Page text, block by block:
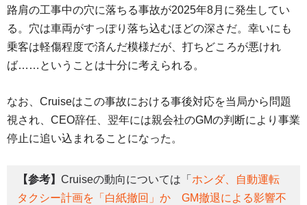
路肩の工事中の穴に落ちる事故が2025年8月に発生してい
る。穴は車両がすっぽり落ち込むほどの深さだ。幸いにも
乗客は軽傷程度で済んだ模様だが、打ちどころが悪けれ
ば……ということは十分に考えられる。
なお、Cruiseはこの事故における事後対応を当局から問題
視され、CEO辞任、翌年には親会社のGMの判断により事業
停止に追い込まれることになった。
【参考】 Cruiseの動向については「 ホンダ、自動運転
タクシー計画を「白紙撤回」か GM撤退による影響不